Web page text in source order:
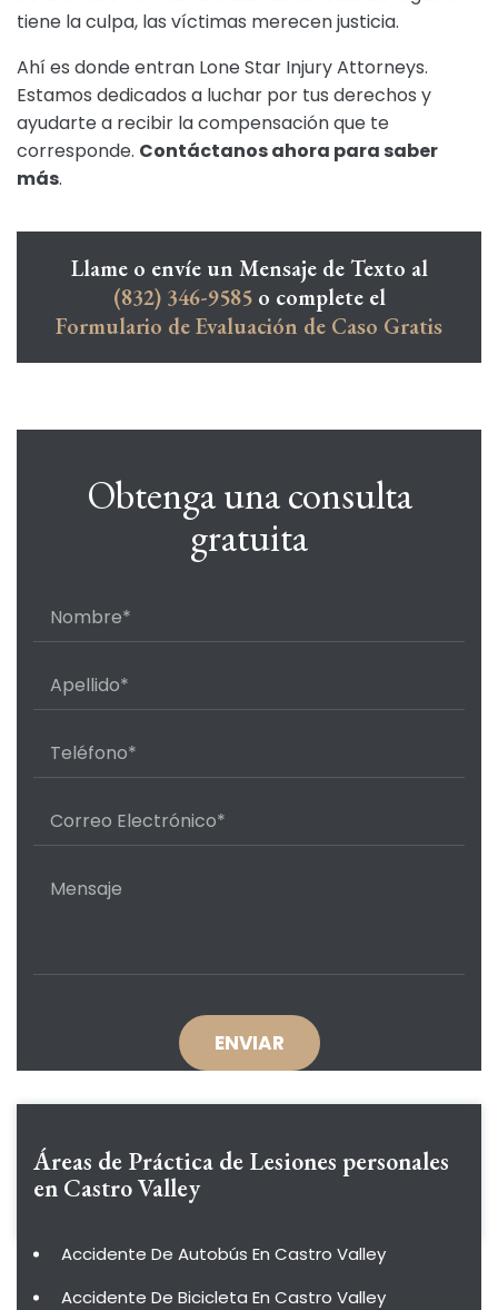
tiene la culpa, las víctimas merecen justicia.
Ahí es donde entran Lone Star Injury Attorneys.
Estamos dedicados a luchar por tus derechos y
ayudarte a recibir la compensación que te
corresponde. Contáctanos ahora para saber
más.
Llame o envíe un Mensaje de Texto al
(832) 346-9585o complete el
Formulario de Evaluación de Caso Gratis
Obtenga una consulta
gratuita
Áreas de Práctica de Lesiones personales
en Castro Valley
Accidente De Autobús En Castro Valley
Accidente De Bicicleta En Castro Valley